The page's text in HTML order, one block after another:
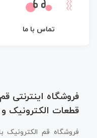
تماس با ما
فروشگاه اینترنتی
قطعات الکترونیک و
فروشگاه قم الکترونیک